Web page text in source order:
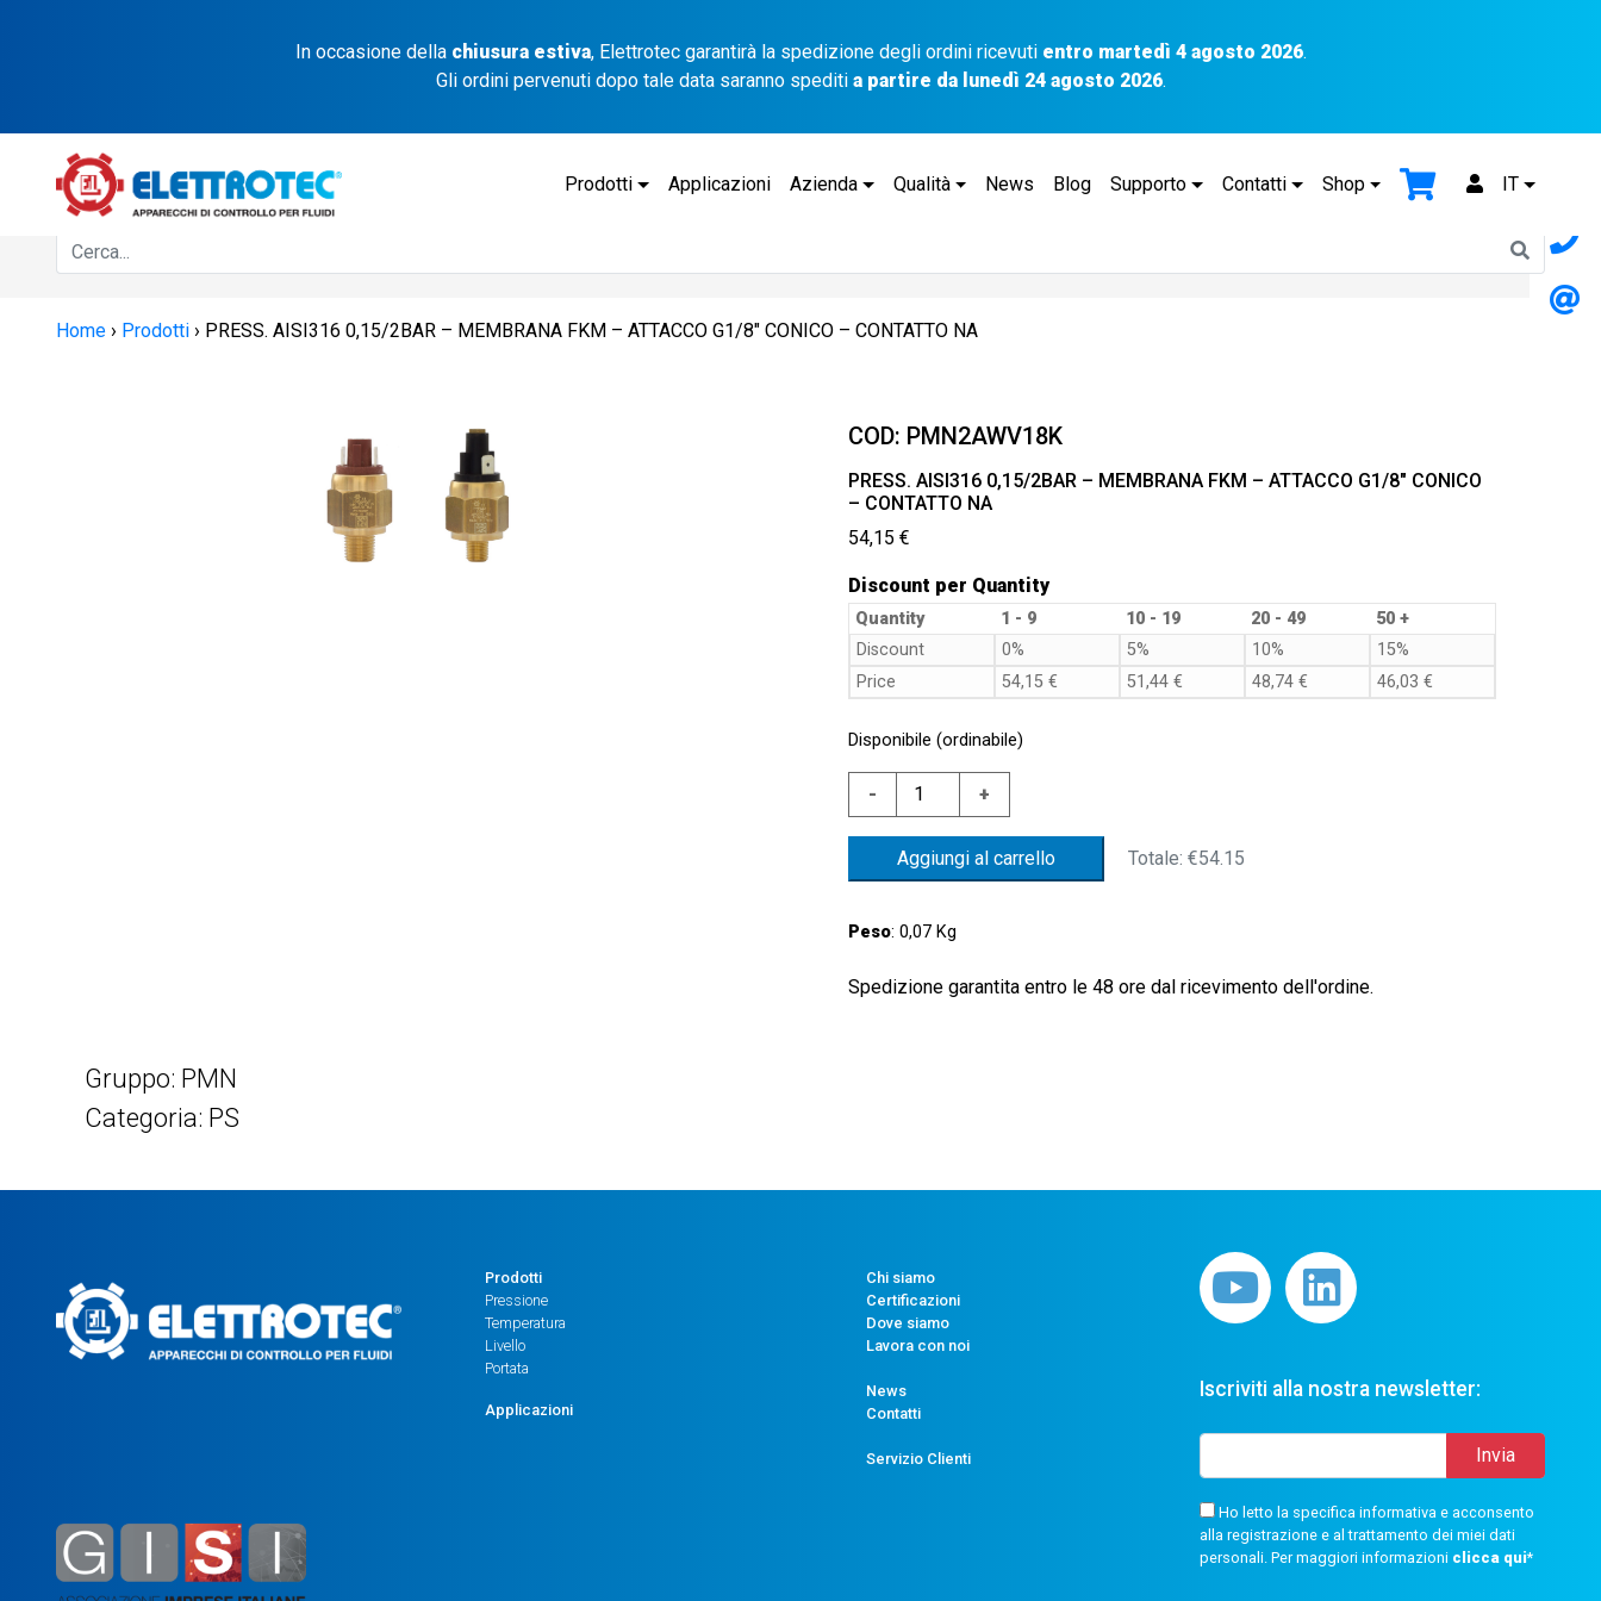
In occasione della chiusura estiva, Elettrotec garantirà la spedizione degli ordini ricevuti entro martedì 4 agosto 2026.
Gli ordini pervenuti dopo tale data saranno spediti a partire da lunedì 24 agosto 2026.
Prodotti Applicazioni Azienda Qualità News Blog Supporto Contatti Shop IT
Home › Prodotti › PRESS. AISI316 0,15/2BAR – MEMBRANA FKM – ATTACCO G1/8″ CONICO – CONTATTO NA
COD: PMN2AWV18K
PRESS. AISI316 0,15/2BAR – MEMBRANA FKM – ATTACCO G1/8″ CONICO
– CONTATTO NA
54,15€
Discount per Quantity
Quantity 1 - 9 10 - 19 20 - 49
50 +
Discount
0% 5% 10%
15%
Price
54,15€ 51,44€ 48,74€ 46,03€
Disponibile (ordinabile)
-
PRESS.
AISI316
0,15/2BAR
-
FKM
ATTACCO
+
Aggiungi al carrello Totale:€54.15
Peso: 0,07 Kg
Spedizione garantita entro le 48 ore dal ricevimento dell'ordine.
Gruppo: PMN
Categoria: PS
Prodotti
Pressione
Temperatura
Livello
Portata
Applicazioni
Chi siamo
Certificazioni
Dove siamo
Lavora con noi
News
Contatti
Servizio Clienti
Iscriviti alla nostra newsletter:
Ho letto la specifica informativa e acconsento
alla registrazione e al trattamento dei miei dati
personali. Per maggiori informazioni clicca qui*